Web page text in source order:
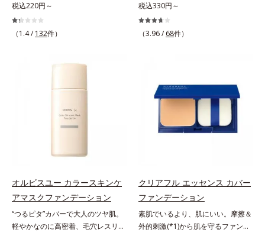
レスファンデーション。大人の肌悩
みをふわっとしっかりカバーして、
上質な肌(*1)を演出するパウダーフ
仕上げる3種のパウダー（高いカバ
のないなめらかな肌に整えるパウダ
パウダー）を配合。さらに体温でと
ろける保湿成分で粉体をコーティン
分(*2)により、重ねてもふんわり軽
す。粉浮きや厚塗り感の少ない、リ
ァンデーションです。*1 メイク効
果による *2 保湿成分
税込220円～
（1.4 / 132件）
ー。ふんわり美肌が叶う、うるおい
パウダーです。3色の光を操るパウ
ダーがツヤと透明感を演出。ソフト
ちり・ホコリ、紫外線などの外的刺
激から肌をガードします。スキンケ
ア後にこれひとつでライトメイク効
果。クレンジング不要で、紫外線吸
出かけする時など、しっかりメイク
税込330円～
（3.96 / 68件）
オルビスユー カラースキンケ
アマスクファンデーション
“つるピタ”カバーで大人のツヤ肌。
軽やかなのに高密着、毛穴レスリキ
クリアフル エッセンス カバー
ファンデーション
素肌でいるより、肌にいい。摩擦＆
外的刺激(*1)から肌を守るファンデ